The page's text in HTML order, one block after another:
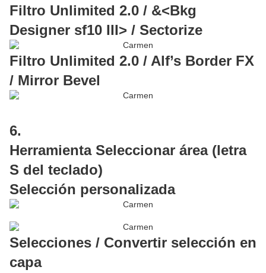
Filtro Unlimited 2.0 / &<Bkg
Designer sf10 III> / Sectorize
Filtro Unlimited 2.0 / Alf’s Border FX
/ Mirror Bevel
6.
Herramienta Seleccionar área (letra
S del teclado)
Selección personalizada
Selecciones / Convertir selección en
capa